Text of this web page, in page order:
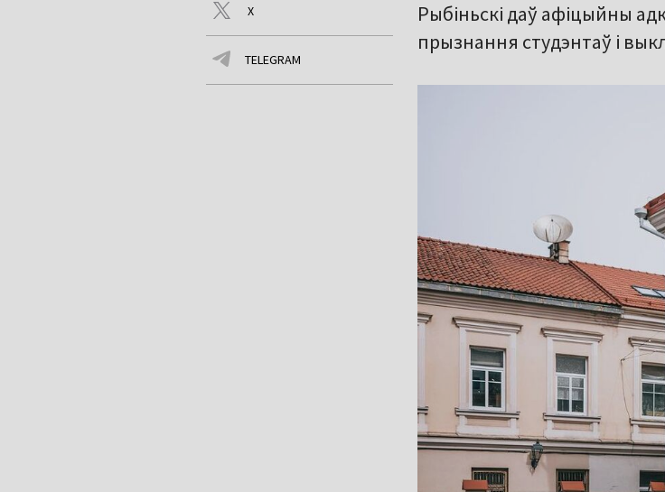
X
TELEGRAM
Рыбіньскі даў афіцыйны
прызнання студэнтаў і